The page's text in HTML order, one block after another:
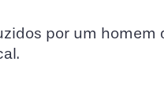
por um homem